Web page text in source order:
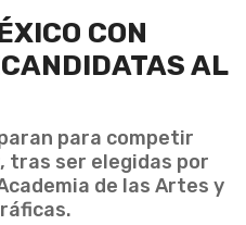
CON
AL
para competir
tras ser elegidas por
de las Artes y